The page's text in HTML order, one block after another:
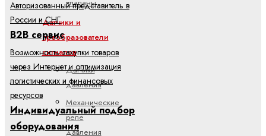
Датчики и
преобразователи
сигналов
Датчики
давления
Механические
реле
давления
Авторизованный представитель в
России и СНГ
B2B сервис
Возможность закупки товаров
через Интернет и оптимизация
логистических и финансовых
ресурсов
Индивидуальный подбор
оборудования